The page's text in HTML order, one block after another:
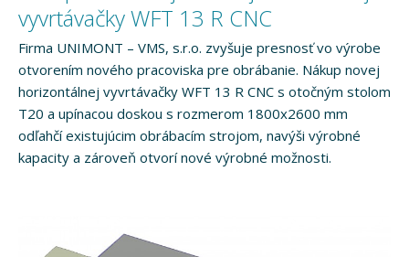
vyvrtávačky WFT 13 R CNC
Firma UNIMONT – VMS, s.r.o. zvyšuje presnosť vo výrobe
otvorením nového pracoviska pre obrábanie. Nákup novej
horizontálnej vyvrtávačky WFT 13 R CNC s otočným stolom
T20 a upínacou doskou s rozmerom 1800x2600 mm
odľahčí existujúcim obrábacím strojom, navýši výrobné
kapacity a zároveň otvorí nové výrobné možnosti.